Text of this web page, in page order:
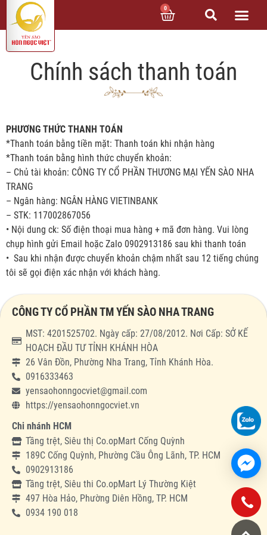
0
Chính sách thanh toán
PHƯƠNG THỨC THANH TOÁN
*Thanh toán bằng tiền mặt: Thanh toán khi nhận hàng
*Thanh toán bằng hình thức chuyển khoản:
– Chủ tài khoản: CÔNG TY CỔ PHẦN THƯƠNG MẠI YẾN SÀO NHA
TRANG
– Ngân hàng: NGÂN HÀNG VIETINBANK
– STK: 117002867056
• Nội dung ck: Số điện thoại mua hàng + mã đơn hàng. Vui lòng
chụp hình gửi Email hoặc Zalo 0902913186 sau khi thanh toán
• Sau khi nhận được chuyển khoản chậm nhất sau 12 tiếng chúng
tôi sẽ gọi điện xác nhận với khách hàng.
CÔNG TY CỔ PHẦN TM YẾN SÀO NHA TRANG
MST: 4201525702. Ngày cấp: 27/08/2012. Nơi Cấp: SỞ KẾ
HOẠCH ĐẦU TƯ TỈNH KHÁNH HÒA
26 Vân Đồn, Phường Nha Trang, Tỉnh Khánh Hòa.
0916333463
yensaohonngocviet@gmail.com
https://yensaohonngocviet.vn
Chi nhánh HCM
Tầng trệt, Siêu thị Co.opMart Cống Quỳnh
189C Cống Quỳnh, Phường Cầu Ông Lãnh, TP. HCM
0902913186
Tầng trệt, Siêu thi Co.opMart Lý Thường Kiệt
497 Hòa Hảo, Phường Diên Hồng, TP. HCM
0934 190 018